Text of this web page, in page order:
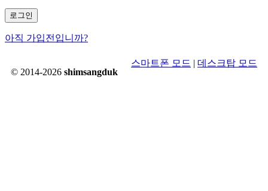
로그인
아직 가입전입니까?
© 2014-2026 shimsangduk
스마트폰 모드 | 데스크탑 모드